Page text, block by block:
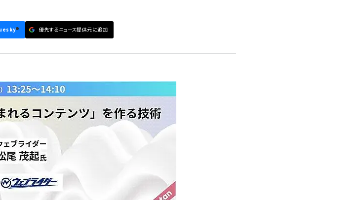
優先するニュース提供元に追加